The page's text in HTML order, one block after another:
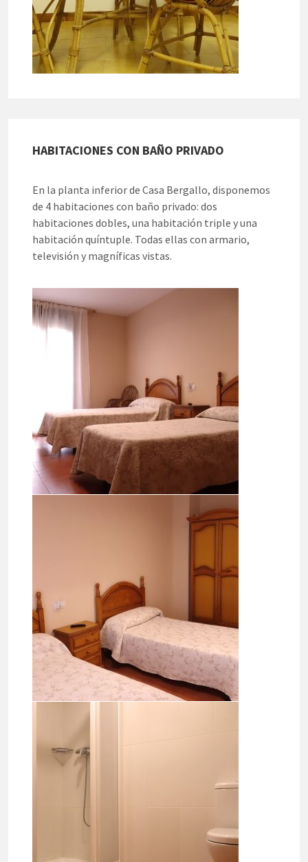
HABITACIONES CON BAÑO PRIVADO
En la planta inferior de Casa Bergallo, disponemos
de 4 habitaciones con baño privado: dos
habitaciones dobles, una habitación triple y una
habitación quíntuple. Todas ellas con armario,
televisión y magníficas vistas.